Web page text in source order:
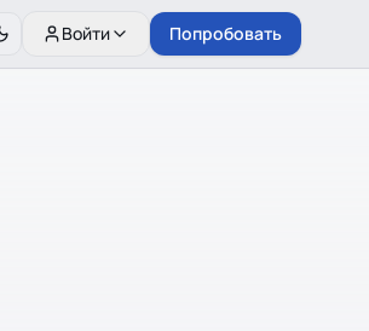
Войти Попробовать